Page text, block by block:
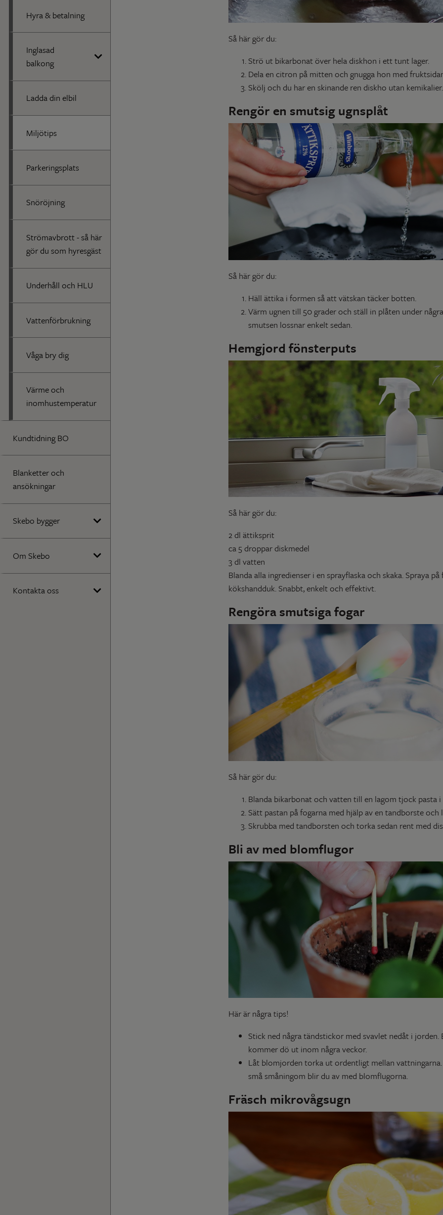
Hyra & betalning
Inglasad
balkong
Ladda din elbil
Miljötips
Parkeringsplats
Snöröjning
Strömavbrott - så här
gör du som hyresgäst
Underhåll och HLU
Vattenförbrukning
Våga bry dig
Värme och
inomhustemperatur
Kundtidning BO
Blanketter och
ansökningar
Skebo bygger
Om Skebo
Kontakta oss
Så här gör du:
Strö ut bikarbonat över hela diskhon i ett tunt lager.
Dela en citron på mitten och gnugga hon med
Skölj och du har en skinande ren diskho utan kemikalier.
Rengör en smutsig ugnsplåt
Så här gör du:
Häll ättika i formen så att vätskan täcker botten.
Värm ugnen till 50 grader och ställ in plåten under
smutsen lossnar enkelt sedan.
Hemgjord fönsterputs
Så här gör du:
2 dl ättiksprit
ca 5 droppar diskmedel
3 dl vatten
Blanda alla ingredienser i en sprayflaska och skaka. Spraya
kökshandduk. Snabbt, enkelt och effektivt.
Rengöra smutsiga fogar
Så här gör du:
Blanda bikarbonat och vatten till en lagom tjock pasta i
Sätt pastan på fogarna med hjälp av en tandborste och
Skrubba med tandborsten och torka sedan rent med
Bli av med blomflugor
Här är några tips!
Stick ned några tändstickor med svavlet nedåt i
kommer dö ut inom några veckor.
Låt blomjorden torka ut ordentligt mellan
små småningom blir du av med blomflugorna.
Fräsch mikrovågsugn